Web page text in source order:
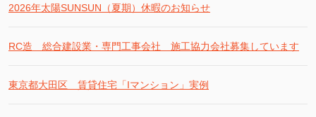
2026年太陽SUNSUN（夏期）休暇のお知らせ
RC造 総合建設業・専門工事会社 施工協力会社募集しています
東京都大田区 賃貸住宅「Iマンション」実例